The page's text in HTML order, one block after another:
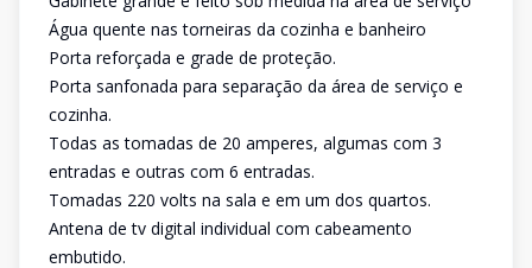
Água quente nas torneiras da cozinha e banheiro
Porta reforçada e grade de proteção.
Porta sanfonada para separação da área de serviço e
cozinha.
Todas as tomadas de 20 amperes, algumas com 3
entradas e outras com 6 entradas.
Tomadas 220 volts na sala e em um dos quartos.
Antena de tv digital individual com cabeamento
embutido.